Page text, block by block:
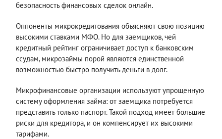
безопасность финансовых сделок онлайн.
Оппоненты микрокредитования объясняют свою позицию
высокими ставками МФО. Но для заемщиков, чей
кредитный рейтинг ограничивает доступ к банковским
ссудам, микрозаймы порой являются единственной
возможностью быстро получить деньги в долг.
Микрофинансовые организации используют упрощенную
систему оформления займа: от заемщика потребуется
представить только паспорт. Такой подход имеет большие
риски для кредитора, и он компенсирует их высокими
тарифами.